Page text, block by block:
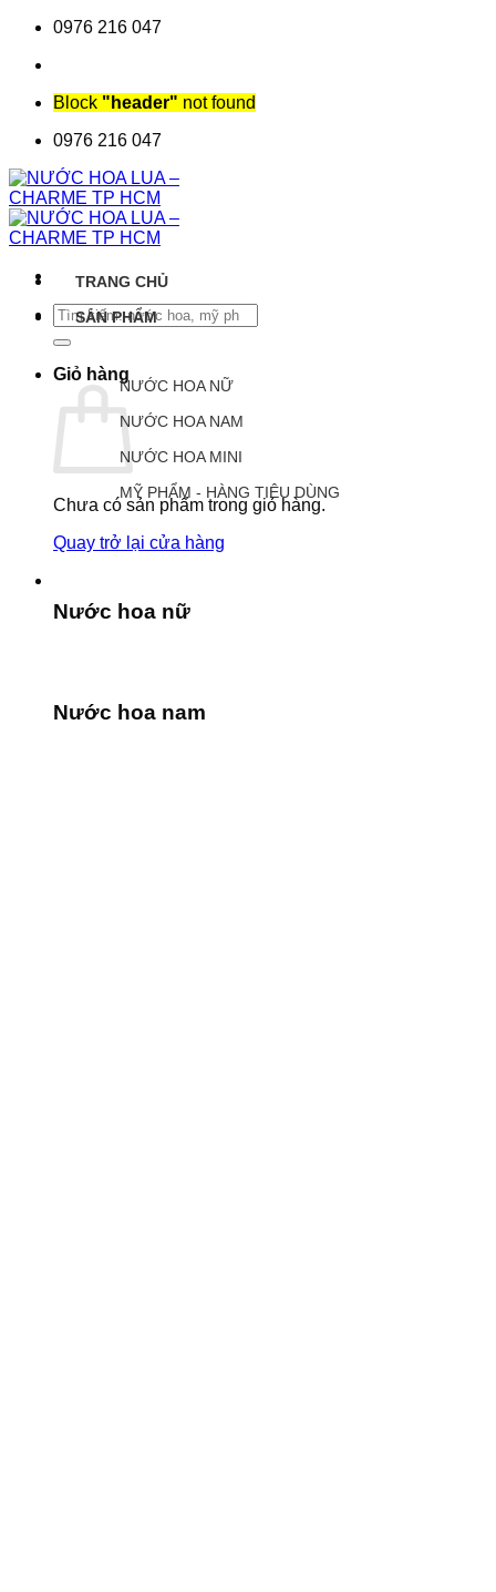
Chuyển0976 216 047
Block "header" not found
0976 216 047
Tìm
kiếm:
Giỏ hàng
Chưa có sản phẩm trong giỏ hàng.
Quay trở lại cửa hàng
TRANG CHỦ
SẢN PHẨM
NƯỚC HOA NỮ
NƯỚC HOA NAM
NƯỚC HOA MINI
MỸ PHẨM - HÀNG TIÊU DÙNG
Nước hoa nữ
Nước hoa nam